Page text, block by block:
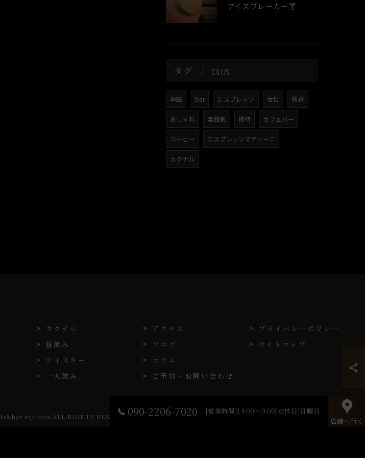
アイスブレーカー🍸️
タグ TAGS
神田 bar エスプレッソ 女性 駅近
おしゃれ 雰囲気 接待 カフェバー
コーヒー エスプレッソマティーニ
カクテル
090-2206-7020 [営業時間]14:00～0:00[定休日]日曜日
店舗へ行く
カクテル
昼飲み
ウイスキー
一人飲み
アクセス
ブログ
コラム
ご予約・お問い合わせ
プライバシーポリシー
サイトマップ
equinox ALL RIGHTS RESERVED.